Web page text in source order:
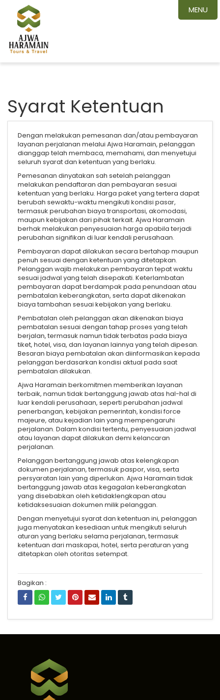
Syarat Ketentuan
Dengan melakukan pemesanan dan/atau pembayaran
layanan perjalanan melalui Ajwa Haramain, pelanggan
dianggap telah membaca, memahami, dan menyetujui
seluruh syarat dan ketentuan yang berlaku.
Pemesanan dinyatakan sah setelah pelanggan
melakukan pendaftaran dan pembayaran sesuai
ketentuan yang berlaku. Harga paket yang tertera dapat
berubah sewaktu-waktu mengikuti kondisi pasar,
termasuk perubahan biaya transportasi, akomodasi,
maupun kebijakan dari pihak terkait. Ajwa Haramain
berhak melakukan penyesuaian harga apabila terjadi
perubahan signifikan di luar kendali perusahaan.
Pembayaran dapat dilakukan secara bertahap maupun
penuh sesuai dengan ketentuan yang ditetapkan.
Pelanggan wajib melakukan pembayaran tepat waktu
sesuai jadwal yang telah disepakati. Keterlambatan
pembayaran dapat berdampak pada penundaan atau
pembatalan keberangkatan, serta dapat dikenakan
biaya tambahan sesuai kebijakan yang berlaku.
Pembatalan oleh pelanggan akan dikenakan biaya
pembatalan sesuai dengan tahap proses yang telah
berjalan, termasuk namun tidak terbatas pada biaya
tiket, hotel, visa, dan layanan lainnya yang telah dipesan.
Besaran biaya pembatalan akan diinformasikan kepada
pelanggan berdasarkan kondisi aktual pada saat
pembatalan dilakukan.
Ajwa Haramain berkomitmen memberikan layanan
terbaik, namun tidak bertanggung jawab atas hal-hal di
luar kendali perusahaan, seperti perubahan jadwal
penerbangan, kebijakan pemerintah, kondisi force
majeure, atau kejadian lain yang mempengaruhi
perjalanan. Dalam kondisi tertentu, penyesuaian jadwal
atau layanan dapat dilakukan demi kelancaran
perjalanan.
Pelanggan bertanggung jawab atas kelengkapan
dokumen perjalanan, termasuk paspor, visa, serta
persyaratan lain yang diperlukan. Ajwa Haramain tidak
bertanggung jawab atas kegagalan keberangkatan
yang disebabkan oleh ketidaklengkapan atau
ketidaksesuaian dokumen milik pelanggan.
Dengan menyetujui syarat dan ketentuan ini, pelanggan
juga menyatakan kesediaan untuk mengikuti seluruh
aturan yang berlaku selama perjalanan, termasuk
ketentuan dari maskapai, hotel, serta peraturan yang
ditetapkan oleh otoritas setempat.
Bagikan :
MENU